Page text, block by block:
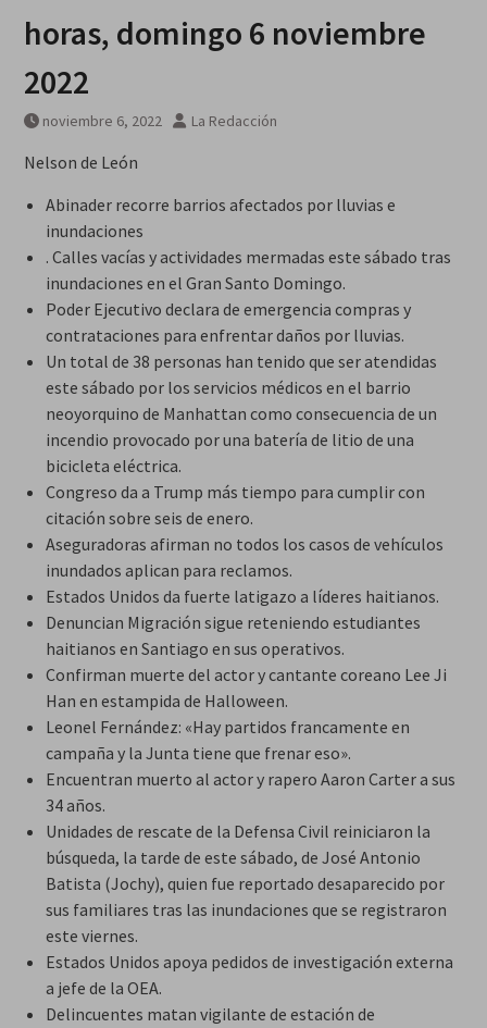
horas, domingo 6 noviembre
2022
noviembre 6, 2022 La Redacción
Nelson de León
Abinader recorre barrios afectados por lluvias e
inundaciones
. Calles vacías y actividades mermadas este sábado tras
inundaciones en el Gran Santo Domingo.
Poder Ejecutivo declara de emergencia compras y
contrataciones para enfrentar daños por lluvias.
Un total de 38 personas han tenido que ser atendidas
este sábado por los servicios médicos en el barrio
neoyorquino de Manhattan como consecuencia de un
incendio provocado por una batería de litio de una
bicicleta eléctrica.
Congreso da a Trump más tiempo para cumplir con
citación sobre seis de enero.
Aseguradoras afirman no todos los casos de vehículos
inundados aplican para reclamos.
Estados Unidos da fuerte latigazo a líderes haitianos.
Denuncian Migración sigue reteniendo estudiantes
haitianos en Santiago en sus operativos.
Confirman muerte del actor y cantante coreano Lee Ji
Han en estampida de Halloween.
Leonel Fernández: «Hay partidos francamente en
campaña y la Junta tiene que frenar eso».
Encuentran muerto al actor y rapero Aaron Carter a sus
34 años.
Unidades de rescate de la Defensa Civil reiniciaron la
búsqueda, la tarde de este sábado, de José Antonio
Batista (Jochy), quien fue reportado desaparecido por
sus familiares tras las inundaciones que se registraron
este viernes.
Estados Unidos apoya pedidos de investigación externa
a jefe de la OEA.
Delincuentes matan vigilante de estación de